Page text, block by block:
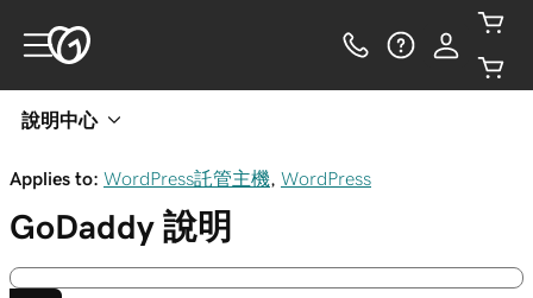
說明中心
Applies to: WordPress託管主機 WordPress
GoDaddy 說明